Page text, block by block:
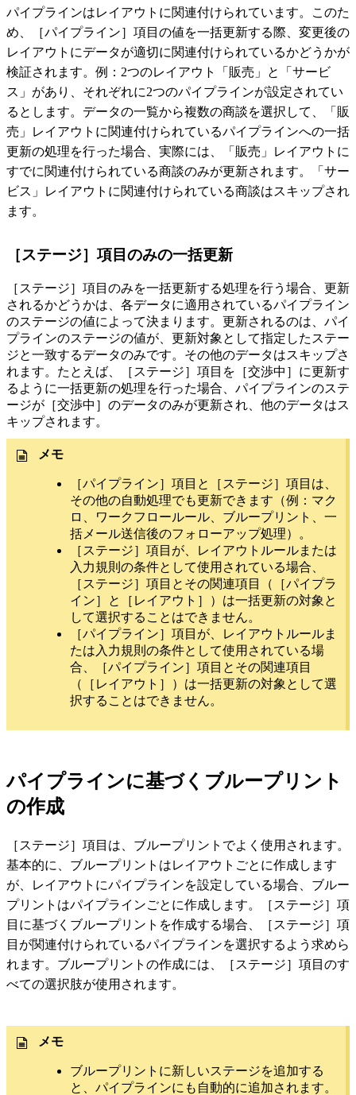
パイプラインはレイアウトに関連付けられています。このた
め、［パイプライン］項目の値を一括更新する際、変更後の
レイアウトにデータが適切に関連付けられているかどうかが
検証されます。例：2つのレイアウト「販売」と「サービ
ス」があり、それぞれに2つのパイプラインが設定されてい
るとします。データの一覧から複数の商談を選択して、「販
売」レイアウトに関連付けられているパイプラインへの一括
更新の処理を行った場合、実際には、「販売」レイアウトに
すでに関連付けられている商談のみが更新されます。「サー
ビス」レイアウトに関連付けられている商談はスキップされ
ます。
［ステージ］項目のみの一括更新
［ステージ］項目のみを一括更新する処理を行う場合、更新
されるかどうかは、各データに適用されているパイプライン
のステージの値によって決まります。更新されるのは、パイ
プラインのステージの値が、更新対象として指定したステー
ジと一致するデータのみです。その他のデータはスキップさ
れます。たとえば、［ステージ］項目を［交渉中］に更新す
るように一括更新の処理を行った場合、パイプラインのステ
ージが［交渉中］のデータのみが更新され、他のデータはス
キップされます。
メモ
［パイプライン］項目と［ステージ］項目は、
その他の自動処理でも更新できます（例：マク
ロ、ワークフロールール、ブループリント、一
括メール送信後のフォローアップ処理）。
［ステージ］項目が、レイアウトルールまたは
入力規則の条件として使用されている場合、
［ステージ］項目とその関連項目（［パイプラ
イン］と［レイアウト］）は一括更新の対象と
して選択することはできません。
［パイプライン］項目が、レイアウトルールま
たは入力規則の条件として使用されている場
合、［パイプライン］項目とその関連項目
（［レイアウト］）は一括更新の対象として選
択することはできません。
パイプラインに基づくブループリント
の作成
［ステージ］項目は、ブループリントでよく使用されます。
基本的に、ブループリントはレイアウトごとに作成します
が、レイアウトにパイプラインを設定している場合、ブルー
プリントはパイプラインごとに作成します。［ステージ］項
目に基づくブループリントを作成する場合、［ステージ］項
目が関連付けられているパイプラインを選択するよう求めら
れます。ブループリントの作成には、［ステージ］項目のす
べての選択肢が使用されます。
メモ
ブループリントに新しいステージを追加する
と、パイプラインにも自動的に追加されます。